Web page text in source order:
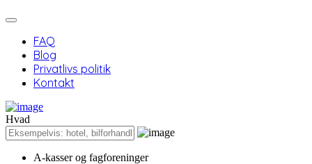
FAQ
Blog
Privatlivs politik
Kontakt
Hvad
A-kasser og fagforeninger